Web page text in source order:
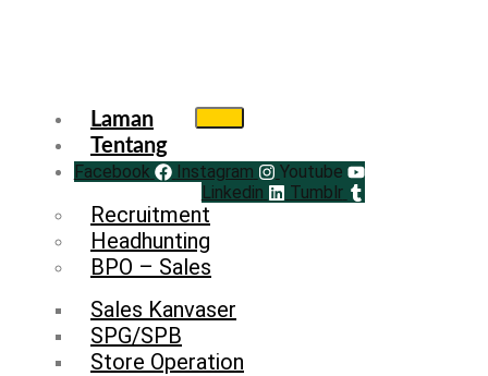
Laman
Tentang
Service
Recruitment
Headhunting
BPO – Sales
Sales Kanvaser
SPG/SPB
Store Operation
Facebook Instagram
Youtube
Linkedin
Tumblr